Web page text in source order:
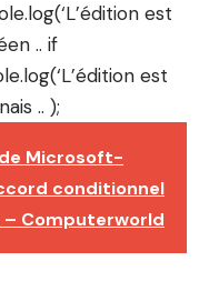
est
.. if
est
.. );
Microsoft-
conditionnel
Computerworld